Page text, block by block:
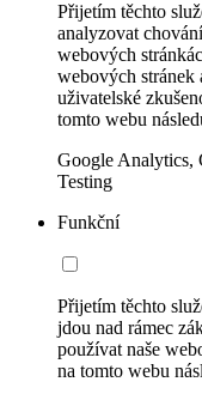
Přijetím těchto
analyzovat
webových
webových stránek
uživatelské
tomto webu
Google Analytics,
Testing
Funkční
Přijetím těchto
jdou nad rámec
používat naše
na tomto webu